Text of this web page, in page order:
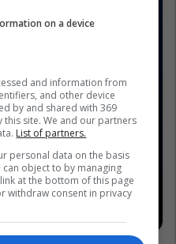
on a device
and information from
and other device
by and shared with 369
site. We and our partners
List of partners.
personal data on the basis
object to by managing
at the bottom of this page
withdraw consent in privacy